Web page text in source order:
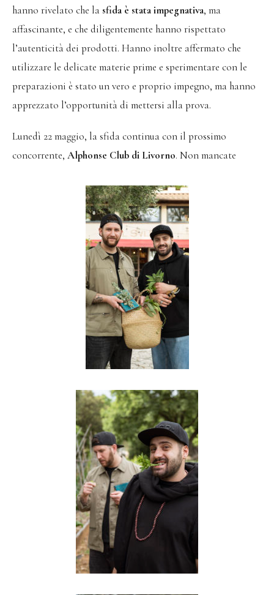
hanno rivelato che la sfida è stata impegnativa, ma
affascinante, e che diligentemente hanno rispettato
l’autenticità dei prodotti. Hanno inoltre affermato che
utilizzare le delicate materie prime e sperimentare con le
preparazioni è stato un vero e proprio impegno, ma hanno
apprezzato l’opportunità di mettersi alla prova.
Lunedì 22 maggio, la sfida continua con il prossimo
concorrente, Alphonse Club di Livorno. Non mancate